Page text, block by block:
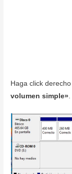
Haga click
volumen simple».